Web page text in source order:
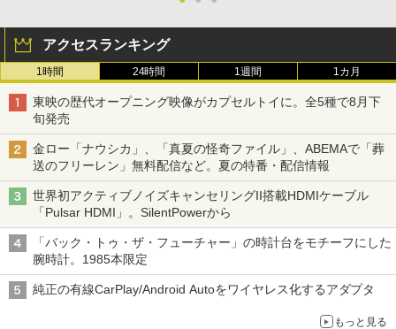
アクセスランキング
1時間 24時間 1週間 1カ月
東映の歴代オープニング映像がカプセルトイに。全5種で8月下
旬発売
金ロー「ナウシカ」、「真夏の怪奇ファイル」、ABEMAで「葬
送のフリーレン」無料配信など。夏の特番・配信情報
世界初アクティブノイズキャンセリングII搭載HDMIケーブル
「Pulsar HDMI」。SilentPowerから
「バック・トゥ・ザ・フューチャー」の時計台をモチーフにした
腕時計。1985本限定
純正の有線CarPlay/Android Autoをワイヤレス化するアダプタ
もっと見る